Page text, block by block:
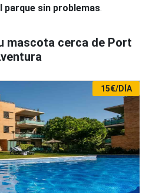
parque sin problemas.
mascota cerca de Port
15€/DÍA